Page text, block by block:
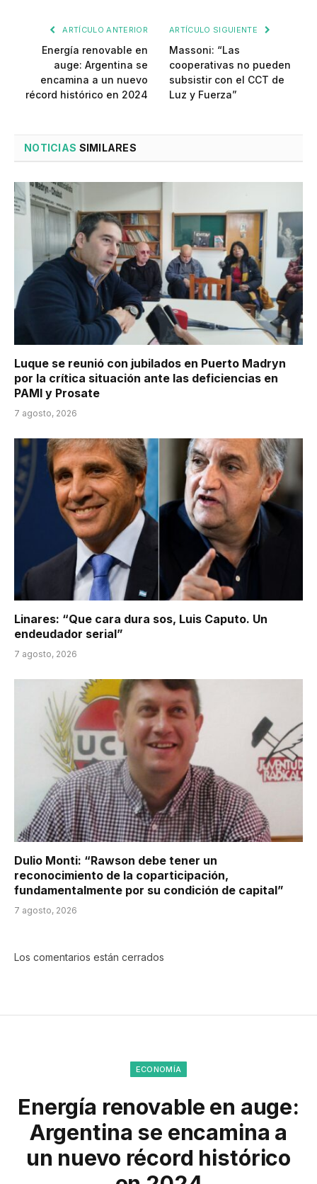
ARTÍCULO ANTERIOR
Energía renovable en
auge: Argentina se
encamina a un nuevo
récord histórico en 2024
ARTÍCULO SIGUIENTE
Massoni: “Las
cooperativas no pueden
subsistir con el CCT de
Luz y Fuerza”
NOTICIAS SIMILARES
Luque se reunió con jubilados en Puerto Madryn
por la crítica situación ante las deficiencias en
PAMI y Prosate
7 agosto, 2026
Linares: “Que cara dura sos, Luis Caputo. Un
endeudador serial”
7 agosto, 2026
Dulio Monti: “Rawson debe tener un
reconocimiento de la coparticipación,
fundamentalmente por su condición de capital”
7 agosto, 2026
Los comentarios están cerrados
ECONOMÍA
Energía renovable en auge:
Argentina se encamina a
un nuevo récord histórico